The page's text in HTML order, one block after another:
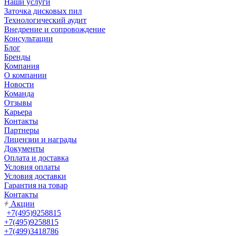
Наши услуги
Заточка дисковых пил
Технологический аудит
Внедрение и сопровождение
Консультации
Блог
Бренды
Компания
О компании
Новости
Команда
Отзывы
Карьера
Контакты
Партнеры
Лицензии и награды
Документы
Оплата и доставка
Условия оплаты
Условия доставки
Гарантия на товар
Контакты
Акции
+7(495)9258815
+7(495)9258815
+7(499)3418786